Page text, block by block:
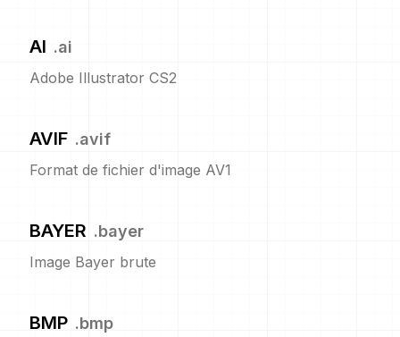
AI .ai
Adobe Illustrator CS2
AVIF .avif
Format de fichier d'image AV1
BAYER .bayer
Image Bayer brute
BMP .bmp